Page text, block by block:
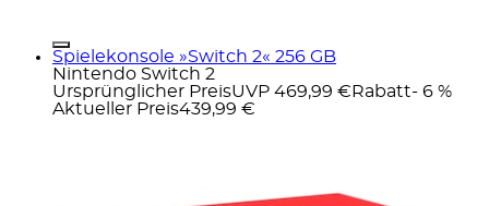
Spielekonsole »Switch 2« 256 GB
Nintendo Switch 2
Ursprünglicher PreisUVP 469,99 € Rabatt- 6 %
Aktueller Preis439,99 €